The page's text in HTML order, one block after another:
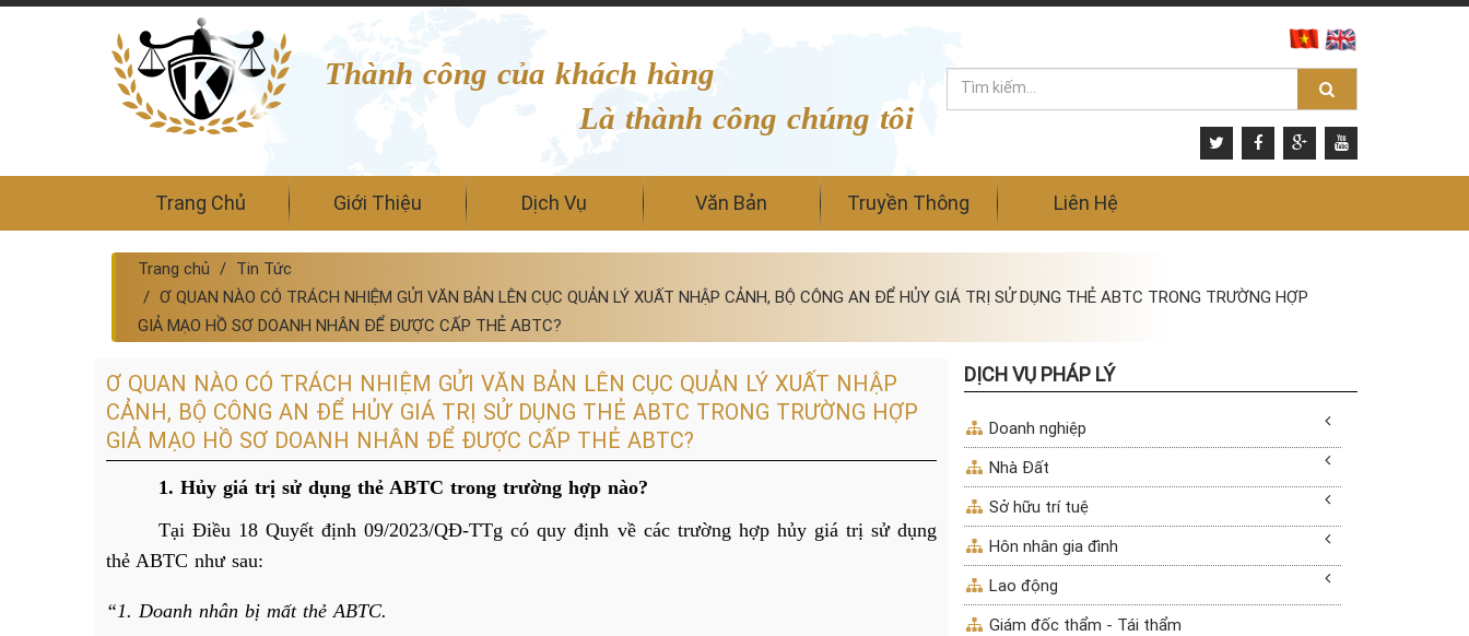
Thành công của khách hàng
Là thành công chúng tôi
Trang Chủ Giới Thiệu Dịch Vụ Văn Bản Truyền Thông Liên Hệ
Trang chủ
Tin Tức
Ơ QUAN NÀO CÓ TRÁCH NHIỆM GỬI VĂN BẢN LÊN CỤC QUẢN LÝ XUẤT NHẬP CẢNH, BỘ CÔNG AN ĐỂ HỦY GIÁ TRỊ SỬ DỤNG THẺ ABTC TRONG TRƯỜNG HỢP
GIẢ MẠO HỒ SƠ DOANH NHÂN ĐỂ ĐƯỢC CẤP THẺ ABTC?
Ơ QUAN NÀO CÓ TRÁCH NHIỆM GỬI VĂN BẢN LÊN CỤC QUẢN LÝ XUẤT NHẬP
CẢNH, BỘ CÔNG AN ĐỂ HỦY GIÁ TRỊ SỬ DỤNG THẺ ABTC TRONG TRƯỜNG HỢP
GIẢ MẠO HỒ SƠ DOANH NHÂN ĐỂ ĐƯỢC CẤP THẺ ABTC?
1. Hủy giá trị sử dụng thẻ ABTC trong trường hợp nào?
Tại Điều 18 Quyết định 09/2023/QĐ-TTg có quy định về các trường hợp hủy giá trị sử dụng
thẻ ABTC như sau:
“1. Doanh nhân bị mất thẻ ABTC.
DỊCH VỤ PHÁP LÝ
Doanh nghiệp
Nhà Đất
Sở hữu trí tuệ
Hôn nhân gia đình
Lao động
Giám đốc thẩm - Tái thẩm